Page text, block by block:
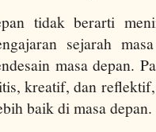
tidak berarti
sejarah
masa depan.
kreatif, dan
baik di masa